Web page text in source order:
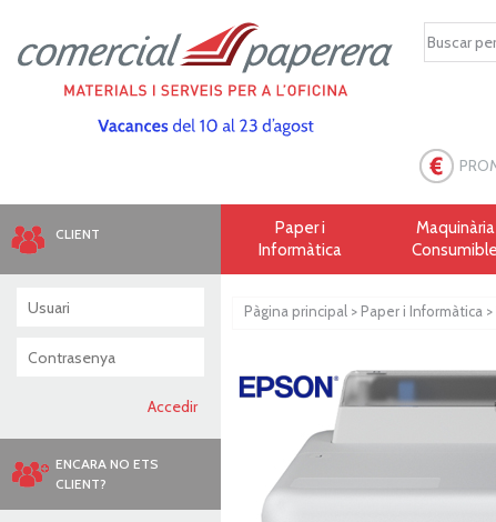
Paper i
Informàtica
Maquinària
Pàgina principal > Paper i Informàtica >
CLIENT
ENCARA NO ETS
CLIENT?